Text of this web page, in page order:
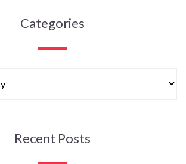
Categories
Recent Posts